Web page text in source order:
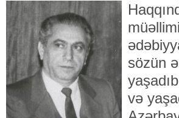
sözün
və